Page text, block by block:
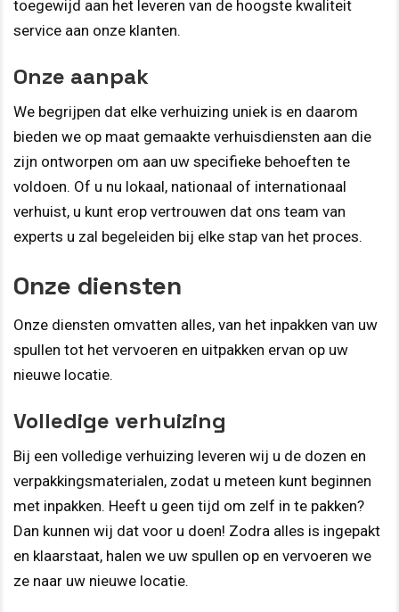
toegewijd aan het leveren van de hoogste kwaliteit
service aan onze klanten.
Onze aanpak
We begrijpen dat elke verhuizing uniek is en daarom
bieden we op maat gemaakte verhuisdiensten aan die
zijn ontworpen om aan uw specifieke behoeften te
voldoen. Of u nu lokaal, nationaal of internationaal
verhuist, u kunt erop vertrouwen dat ons team van
experts u zal begeleiden bij elke stap van het proces.
Onze diensten
Onze diensten omvatten alles, van het inpakken van uw
spullen tot het vervoeren en uitpakken ervan op uw
nieuwe locatie.
Volledige verhuizing
Bij een volledige verhuizing leveren wij u de dozen en
verpakkingsmaterialen, zodat u meteen kunt beginnen
met inpakken. Heeft u geen tijd om zelf in te pakken?
Dan kunnen wij dat voor u doen! Zodra alles is ingepakt
en klaarstaat, halen we uw spullen op en vervoeren we
ze naar uw nieuwe locatie.